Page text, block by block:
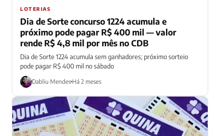
LOTERIAS
Dia de Sorte concurso 1224 acumula e
próximo pode pagar R$ 400 mil — valor
rende R$ 4,8 mil por mês no CDB
Dia de Sorte 1224 acumula sem ganhadores; próximo sorteio
pode pagar R$ 400 mil no sábado
Dabliu Mendes Há 2 meses